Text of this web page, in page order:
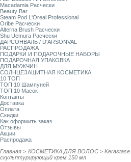
Macadamia Расчески
Beauty Bar
Steam Pod L'Oreal Professional
Oribe Расчески
Alterna Brush Расчески
Shu Uemura Расчески
ДАРСОНВАЛЬ / D'ARSONVAL
РАСПРОДАЖА
ПОДАРКИ И ПОДАРОЧНЫЕ НАБОРЫ
ПОДАРОЧНАЯ УПАКОВКА
ДЛЯ МУЖЧИН
СОЛНЦЕЗАЩИТНАЯ КОСМЕТИКА
10 ТОП
ТОП 10 Шампуней
ТОП 10 Масок
Контакты
Доставка
Оплата
Скидки
Как оформить заказ
Отзывы
Акции
Распродажа
Главная > КОСМЕТИКА ДЛЯ ВОЛОС > Kerastase
скульптурирующий крем 150 мл